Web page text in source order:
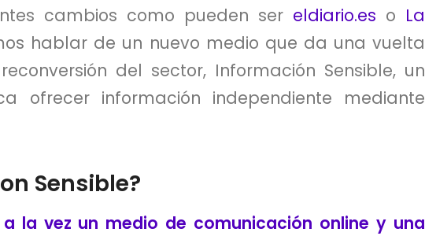
cambios como pueden ser eldiario.es o La
hablar de un nuevo medio que da una vuelta
del sector, Información Sensible, un
ofrecer información independiente mediante
Sensible?
a la vez un medio de comunicación online y una